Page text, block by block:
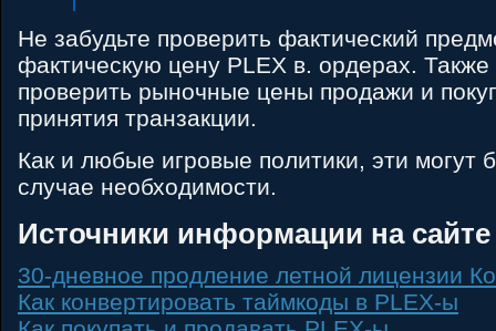
Не забудьте проверить фактический
фактическую цену PLEX в. ордерах. Также
проверить рыночные цены продажи и
принятия транзакции.
Как и любые игровые политики, эти могут
случае необходимости.
Источники информации на сайте
30-дневное продление летной лицензии
Как конвертировать таймкоды в PLEX-ы